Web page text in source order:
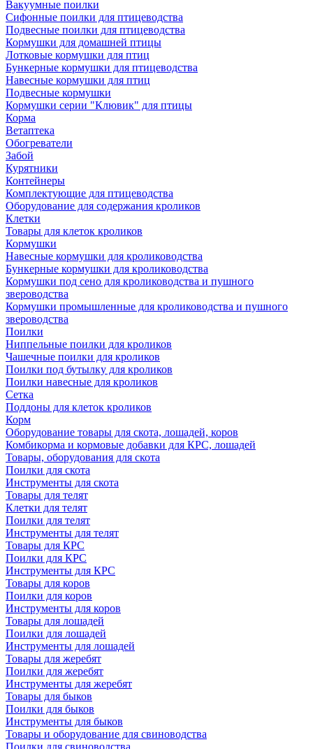
Вакуумные поилки
Сифонные поилки для птицеводства
Подвесные поилки для птицеводства
Кормушки для домашней птицы
Лотковые кормушки для птиц
Бункерные кормушки для птицеводства
Навесные кормушки для птиц
Подвесные кормушки
Кормушки серии "Клювик" для птицы
Корма
Ветаптека
Обогреватели
Забой
Курятники
Контейнеры
Комплектующие для птицеводства
Оборудование для содержания кроликов
Клетки
Товары для клеток кроликов
Кормушки
Навесные кормушки для кролиководства
Бункерные кормушки для кролиководства
Кормушки под сено для кролиководства и пушного
звероводства
Кормушки промышленные для кролиководства и пушного
звероводства
Поилки
Ниппельные поилки для кроликов
Чашечные поилки для кроликов
Поилки под бутылку для кроликов
Поилки навесные для кроликов
Сетка
Поддоны для клеток кроликов
Корм
Оборудование товары для скота, лошадей, коров
Комбикорма и кормовые добавки для КРС, лошадей
Товары, оборудования для скота
Поилки для скота
Инструменты для скота
Товары для телят
Клетки для телят
Поилки для телят
Инструменты для телят
Товары для КРС
Поилки для КРС
Инструменты для КРС
Товары для коров
Поилки для коров
Инструменты для коров
Товары для лошадей
Поилки для лошадей
Инструменты для лошадей
Товары для жеребят
Поилки для жеребят
Инструменты для жеребят
Товары для быков
Поилки для быков
Инструменты для быков
Товары и оборудование для свиноводства
Поилки для свиноводства